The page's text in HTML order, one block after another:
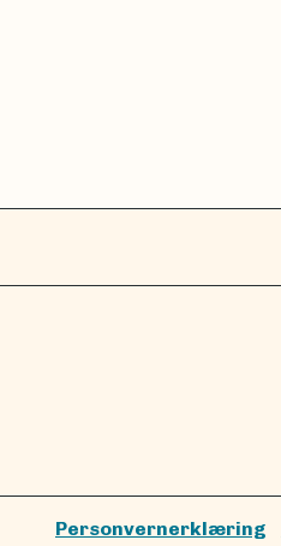
Personvernerklæring